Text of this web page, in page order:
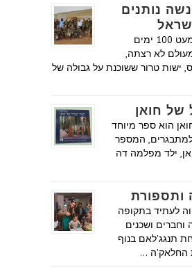
נותנים
ישראל נמצאת כמעט 100 ימים
לא רצתה,
ישות טרור ששוכנת על גבולה של
של חואן
הוא ספר מיוחד
המספר
ילד מפלמה דה
לעתיד בתקופה
ושכנים
תנגג'לאם בנוף
החלאק'ה …